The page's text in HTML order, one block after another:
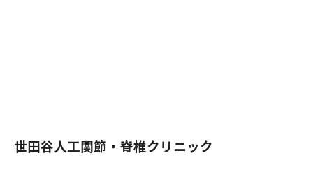
世田谷人工関節・脊椎クリニック